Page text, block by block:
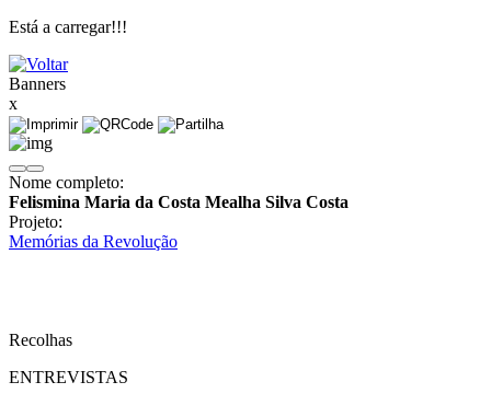
Está a carregar!!!
Banners
x
Nome completo:
Felismina Maria da Costa Mealha Silva Costa
Projeto:
Memórias da Revolução
Recolhas
ENTREVISTAS